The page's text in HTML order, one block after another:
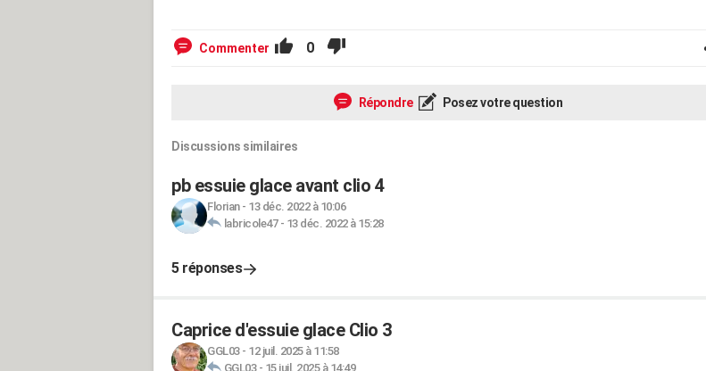
Commenter 0
Répondre Posez votre question
Discussions similaires
pb essuie glace avant clio 4
Florian- 13 déc. 2022 à 10:06
labricole47- 13 déc. 2022 à 15:28
5 réponses
Caprice d'essuie glace Clio 3
GGL03- 12 juil. 2025 à 11:58
GGL03- 15 juil. 2025 à 14:49